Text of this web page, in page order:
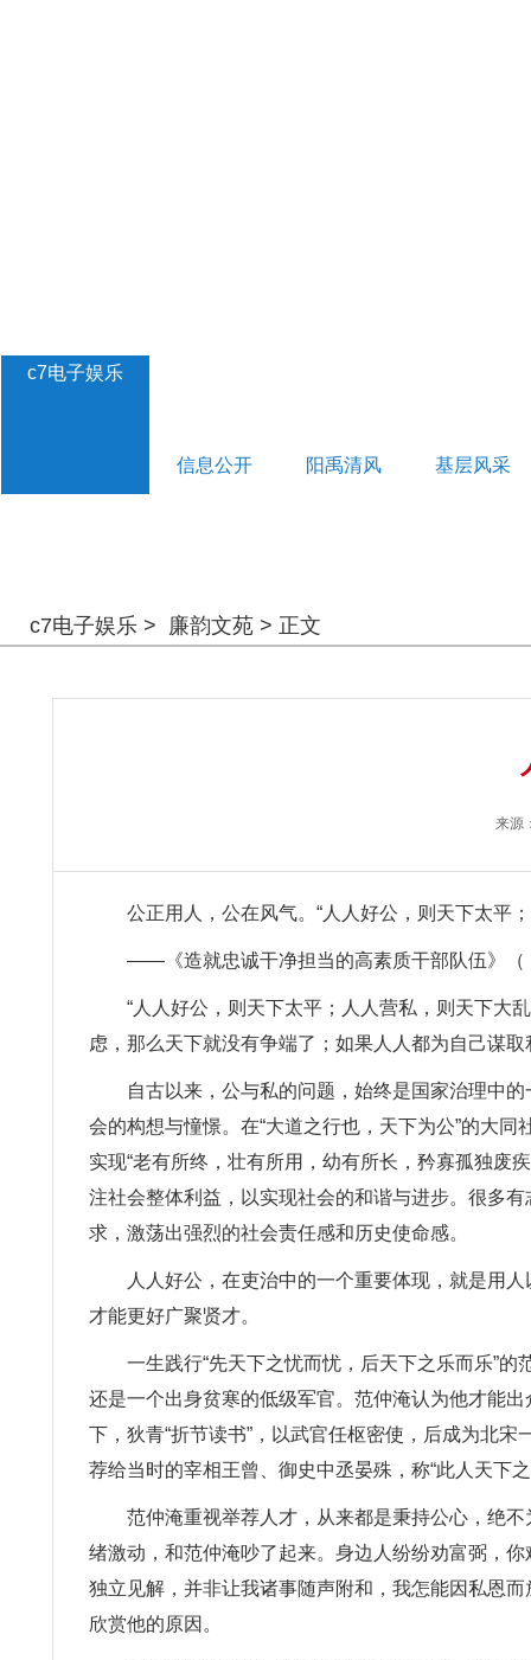
c7电子娱乐
信息公开 阳禹清风 基层风采
c7电子娱乐 > 廉韵文苑 > 正文
来源
公正用人，公在风气。“人人好公，则天下太平
——《造就忠诚干净担当的高素质干部队伍》（
“人人好公，则天下太平；人人营私，则天下大
虑，那么天下就没有争端了；如果人人都为自己谋
自古以来，公与私的问题，始终是国家治理中
会的构想与憧憬。在“大道之行也，天下为公”的大
实现“老有所终，壮有所用，幼有所长，矜寡孤独废
注社会整体利益，以实现社会的和谐与进步。很多
求，激荡出强烈的社会责任感和历史使命感。
人人好公，在吏治中的一个重要体现，就是用
才能更好广聚贤才。
一生践行“先天下之忧而忧，后天下之乐而乐”
还是一个出身贫寒的低级军官。范仲淹认为他才能
下，狄青“折节读书”，以武官任枢密使，后成为北
荐给当时的宰相王曾、御史中丞晏殊，称“此人天下
范仲淹重视举荐人才，从来都是秉持公心，绝
绪激动，和范仲淹吵了起来。身边人纷纷劝富弼，
独立见解，并非让我诸事随声附和，我怎能因私恩
欣赏他的原因。